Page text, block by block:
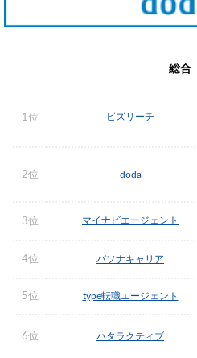
総合
1位 ビズリーチ
2位 doda
3位 マイナビエージェント
4位 パソナキャリア
5位 type転職エージェント
6位 ハタラクティブ